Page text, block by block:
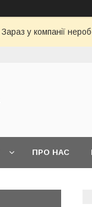
Зараз у компанії
ПРО НАС